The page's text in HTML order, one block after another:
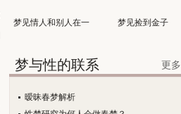
梦见情人和别人在一 梦见捡到金子
梦与性的联系 更多
暧昧春梦解析